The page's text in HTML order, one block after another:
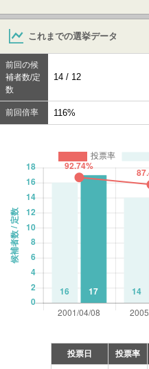
これまでの選挙データ
前回の候
補者数/定
数
14 / 12
前回倍率 116%
投票日 投票率